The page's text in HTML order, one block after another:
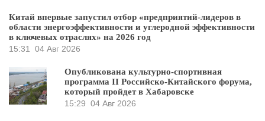
Китай впервые запустил отбор «предприятий-лидеров в
области энергоэффективности и углеродной эффективности
в ключевых отраслях» на 2026 год
15:31 04 Авг 2026
Опубликована культурно-спортивная
программа II Российско-Китайского форума,
который пройдет в Хабаровске
15:29 04 Авг 2026